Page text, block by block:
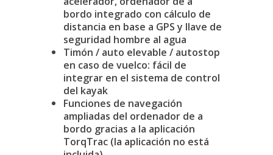
bordo integrado con cálculo de
distancia en base a GPS y llave de
seguridad hombre al agua
Timón / auto elevable / autostop
en caso de vuelco: fácil de
integrar en el sistema de control
del kayak
Funciones de navegación
ampliadas del ordenador de a
bordo gracias a la aplicación
TorqTrac (la aplicación no está